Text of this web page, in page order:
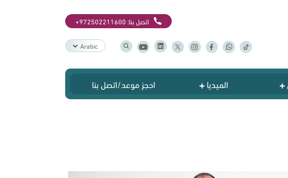
اتصل بنا: +972502211600
Arabic
الميديا احجز موعد/اتصل بنا